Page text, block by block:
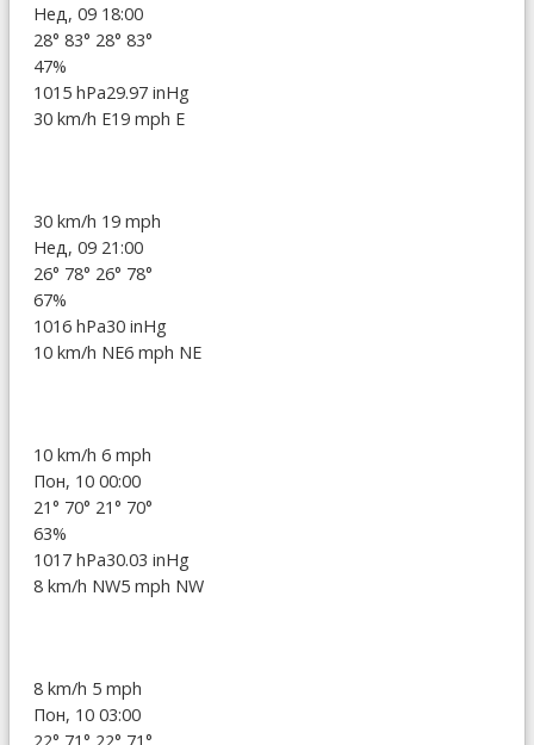
Нед, 09 18:00
28° 83° 28° 83°
47%
1015 hPa29.97 inHg
30 km/h E19 mph E
30 km/h 19 mph
Нед, 09 21:00
26° 78° 26° 78°
67%
1016 hPa30 inHg
10 km/h NE6 mph NE
10 km/h 6 mph
Пон, 10 00:00
21° 70° 21° 70°
63%
1017 hPa30.03 inHg
8 km/h NW5 mph NW
8 km/h 5 mph
Пон, 10 03:00